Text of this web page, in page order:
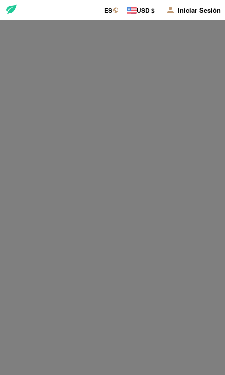
ES USD $ Iniciar Sesión